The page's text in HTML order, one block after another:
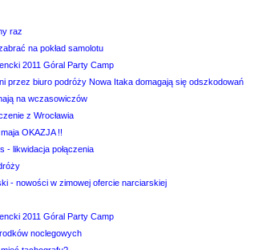
raz
na pokład samolotu
2011 Góral Party Camp
przez biuro podróży Nowa Itaka domagają się odszkodowań
na wczasowiczów
z Wrocławia
OKAZJA !!
- likwidacja połączenia
- nowości w zimowej ofercie narciarskiej
2011 Góral Party Camp
noclegowych